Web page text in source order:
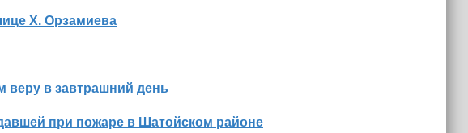
Х. Орзамиева
веру в завтрашний день
при пожаре в Шатойском районе